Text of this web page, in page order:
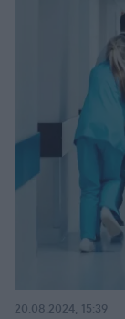
20.08.2024, 15:39